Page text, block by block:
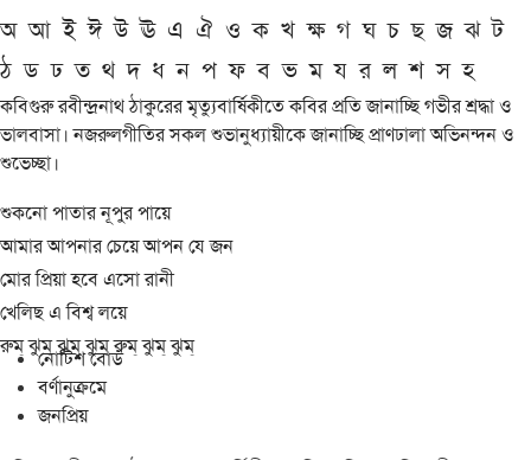
অ আ ই ঈ উ ঊ এ ঐ ও ক খ ক্ষ গ ঘ চ ছ জ ঝ ট
ঠ ড ঢ ত থ দ ধ ন প ফ ব ভ ম য র ল শ স হ
কবিগুরু রবীন্দ্রনাথ ঠাকুরের মৃত্যুবার্ষিকীতে কবির প্রতি জানাচ্ছি গভীর শ্রদ্ধা ও
ভালবাসা। নজরুলগীতির সকল শুভানুধ্যায়ীকে জানাচ্ছি প্রাণঢালা অভিনন্দন ও
শুভেচ্ছা।
শুকনো পাতার নূপুর পায়ে
আমার আপনার চেয়ে আপন যে জন
মোর প্রিয়া হবে এসো রানী
খেলিছ এ বিশ্ব লয়ে
রুম্ ঝুম্ ঝুম্ ঝুম্ রুম্ ঝুম্ ঝুম্
নোটিশ বোর্ড
বর্ণানুক্রমে
জনপ্রিয়